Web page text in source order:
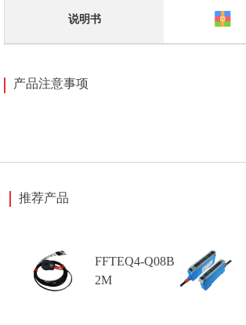
说明书
产品注意事项
推荐产品
FFTEQ4-Q08B
2M